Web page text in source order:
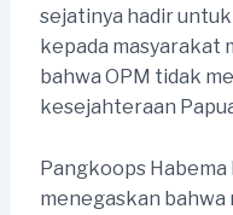
sejatinya hadir
kepada masyarakat
bahwa OPM tidak
kesejahteraan
Pangkoops
menegaskan